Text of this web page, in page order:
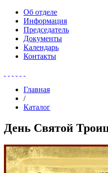
Об отделе
Информация
Председатель
Документы
Календарь
Контакты
Главная
/
Каталог
День Святой